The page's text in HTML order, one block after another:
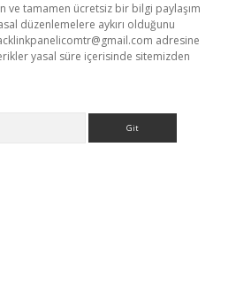
ve tamamen ücretsiz bir bilgi paylaşım
düzenlemelere aykırı olduğunu
adresine
yasal süre içerisinde sitemizden